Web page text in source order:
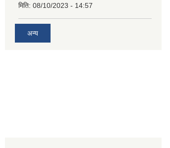
मिति: 08/10/2023 - 14:57
अन्य